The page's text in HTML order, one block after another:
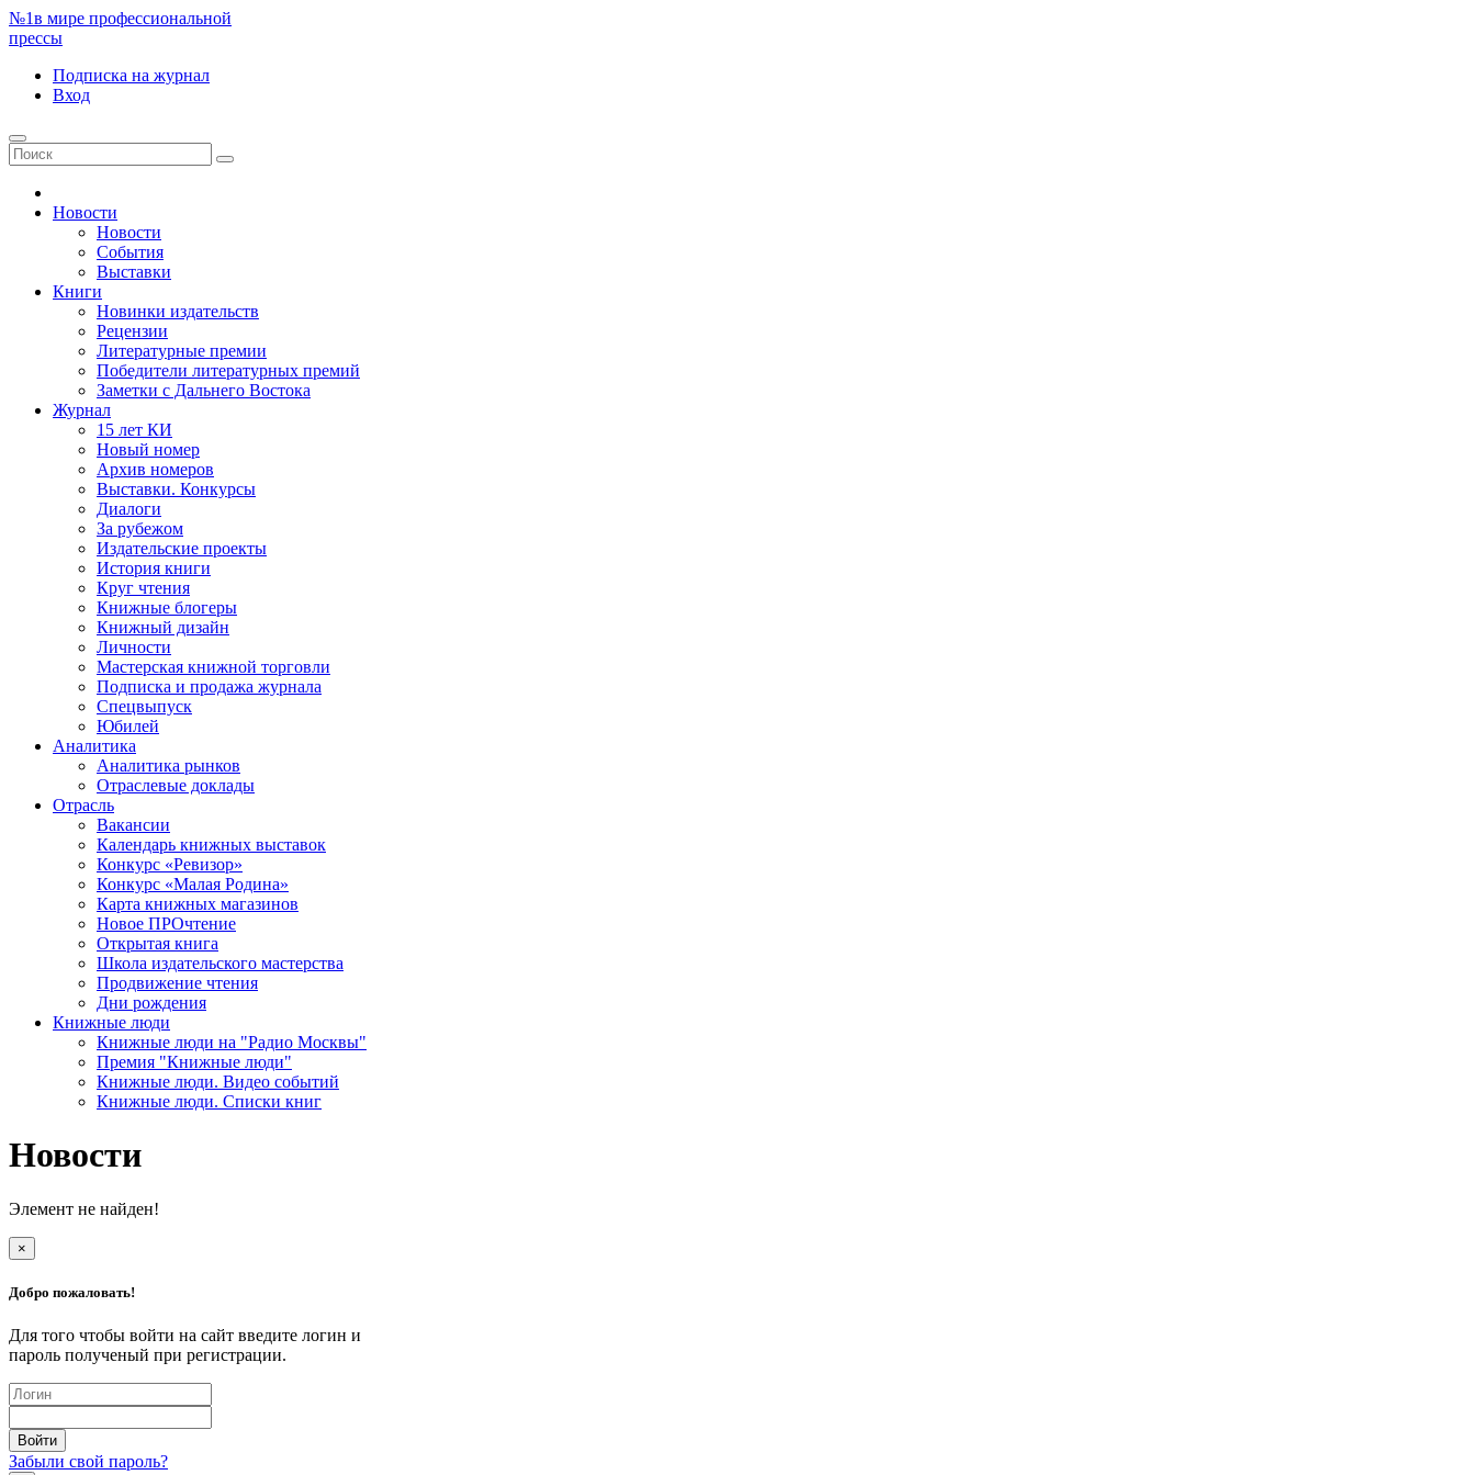
№1в мире профессиональной
прессы
Подписка на журнал
Вход
Новости
Новости
События
Выставки
Книги
Новинки издательств
Рецензии
Литературные премии
Победители литературных премий
Заметки с Дальнего Востока
Журнал
15 лет КИ
Новый номер
Архив номеров
Выставки. Конкурсы
Диалоги
За рубежом
Издательские проекты
История книги
Круг чтения
Книжные блогеры
Книжный дизайн
Личности
Мастерская книжной торговли
Подписка и продажа журнала
Спецвыпуск
Юбилей
Аналитика
Аналитика рынков
Отраслевые доклады
Отрасль
Вакансии
Календарь книжных выставок
Конкурс «Ревизор»
Конкурс «Малая Родина»
Карта книжных магазинов
Новое ПРОчтение
Открытая книга
Школа издательского мастерства
Продвижение чтения
Дни рождения
Книжные люди
Книжные люди на "Радио Москвы"
Премия "Книжные люди"
Книжные люди. Видео событий
Книжные люди. Списки книг
Новости
Элемент не найден!
×
Добро пожаловать!
Для того чтобы войти на сайт введите логин и
пароль полученый при регистрации.
Забыли свой пароль?